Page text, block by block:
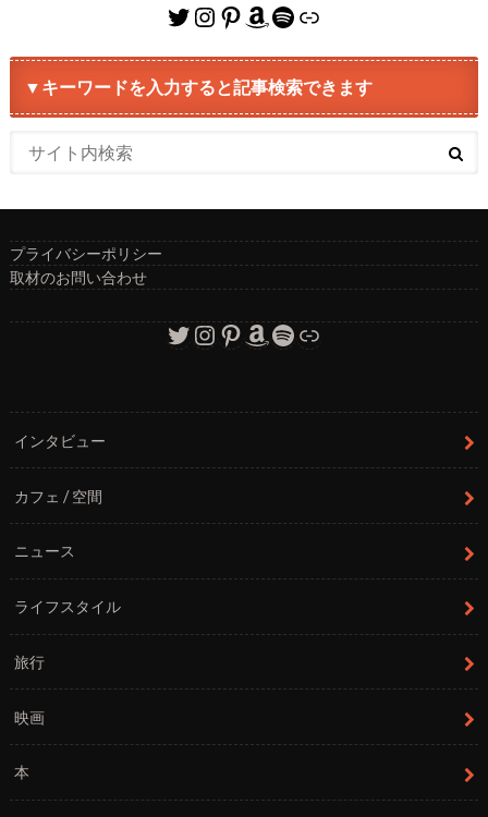
Twitter
Instagram
Pinterest
Amazon
Spotify
リンク
▼キーワードを入力すると記事検索できます
プライバシーポリシー
取材のお問い合わせ
Twitter
Instagram
Pinterest
Amazon
Spotify
リンク
インタビュー
カフェ / 空間
ニュース
ライフスタイル
旅行
映画
本